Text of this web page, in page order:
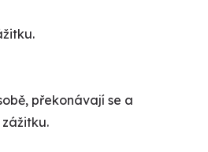
překonávají se a